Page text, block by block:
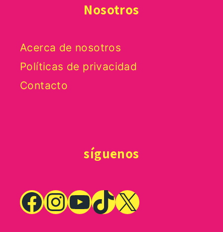
Nosotros
Acerca de nosotros
Políticas de privacidad
Contacto
síguenos